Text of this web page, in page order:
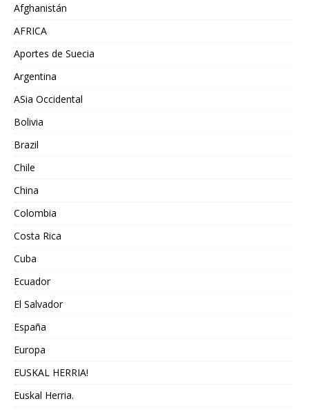
Afghanistán
AFRICA
Aportes de Suecia
Argentina
ASia Occidental
Bolivia
Brazil
Chile
China
Colombia
Costa Rica
Cuba
Ecuador
El Salvador
España
Europa
EUSKAL HERRIA!
Euskal Herria.